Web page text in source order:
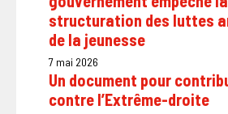
structuration des luttes
de la jeunesse
7 mai 2026
Un document pour
contre l’Extrême-droite